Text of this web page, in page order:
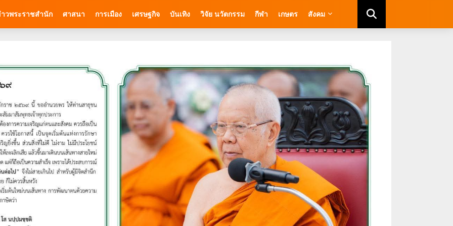
วพระราชสำนัก ศาสนา การเมือง เศรษฐกิจ บันเทิง วิจัย นวัตกรรม กีฬา เกษตร สังคม